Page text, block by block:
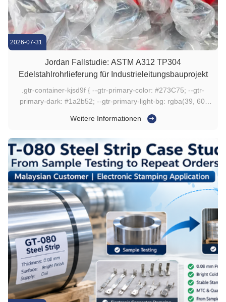
2026-07-31
Jordan Fallstudie: ASTM A312 TP304
Edelstahlrohrlieferung für Industrieleitungsbauprojekt
.gtr-container-kjsd9f { --gtr-primary-color: #273C75; --gtr-
primary-dark: #1a2b52; --gtr-primary-light-bg: rgba(39, 60,
--gtr-heading-color: #222; --gtr-table-border-color: #a0a0a0; -
Weitere Informationen